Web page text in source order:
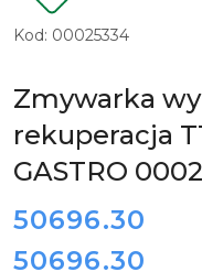
Kod: 00025334
Zmywarka
rekuperacja
GASTRO
cena:
50696.30
Cena:
50696.30